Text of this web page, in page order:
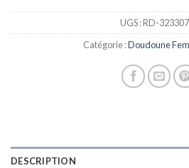
UGS :RD-
Catégorie :Doudoune
DESCRIPTION